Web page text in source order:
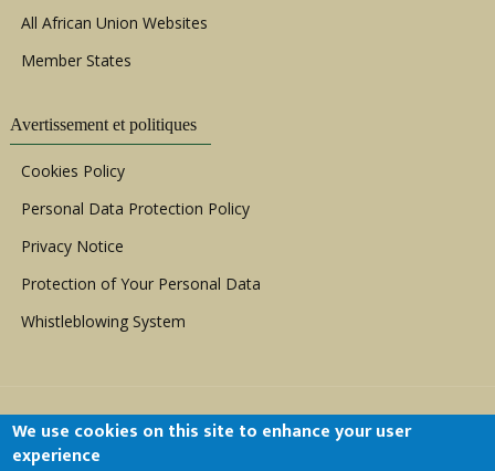
All African Union Websites
Member States
Avertissement et politiques
Cookies Policy
Personal Data Protection Policy
Privacy Notice
Protection of Your Personal Data
Whistleblowing System
We use cookies on this site to enhance your user
experience